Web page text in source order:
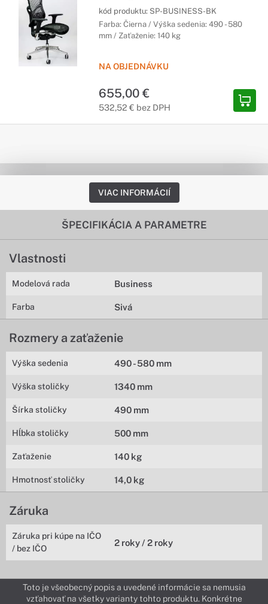
kód produktu: SP-BUSINESS-BK
Farba: Čierna / Výška sedenia: 490 - 580
mm / Zaťaženie: 140 kg
NA OBJEDNÁVKU
655,00 €
532,52 € bez DPH
VIAC INFORMÁCIÍ
ŠPECIFIKÁCIA A PARAMETRE
Vlastnosti
Modelová rada Business
Farba Sivá
Rozmery a zaťaženie
Výška sedenia 490 - 580 mm
Výška stoličky 1340 mm
Šírka stoličky 490 mm
Hĺbka stoličky 500 mm
Zaťaženie 140 kg
Hmotnosť stoličky 14,0 kg
Záruka
Záruka pri kúpe na IČO
/ bez IČO
2 roky / 2 roky
Toto je všeobecný popis a uvedené informácie sa nemusia
vzťahovať na všetky varianty tohto produktu. Konkrétne